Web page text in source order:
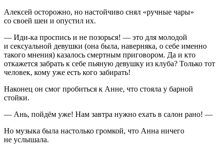
Алексей осторожно, но настойчиво снял «ручные чары»
со своей шеи и опустил их.
— Иди-ка проспись и не позорься! — это для молодой
и сексуальной девушки (она была, наверняка, о себе именно
такого мнения) казалось смертным приговором. Да и кто
откажется забрать к себе пьяную девушку из клуба? Только тот
человек, кому уже есть кого забирать!
Наконец он смог пробиться к Анне, что стояла у барной
стойки.
— Ань, пойдём уже! Нам завтра нужно ехать в салон рано! —
Но музыка была настолько громкой, что Анна ничего
не услышала.